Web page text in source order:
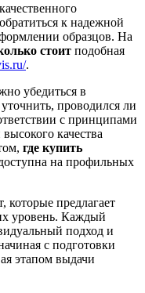
к надежной
образцов. На
стоит подобная
.
убедиться в
проводился ли
с принципами
качества
где купить
на профильных
которые предлагает
уровень. Каждый
подход и
с подготовки
этапом выдачи